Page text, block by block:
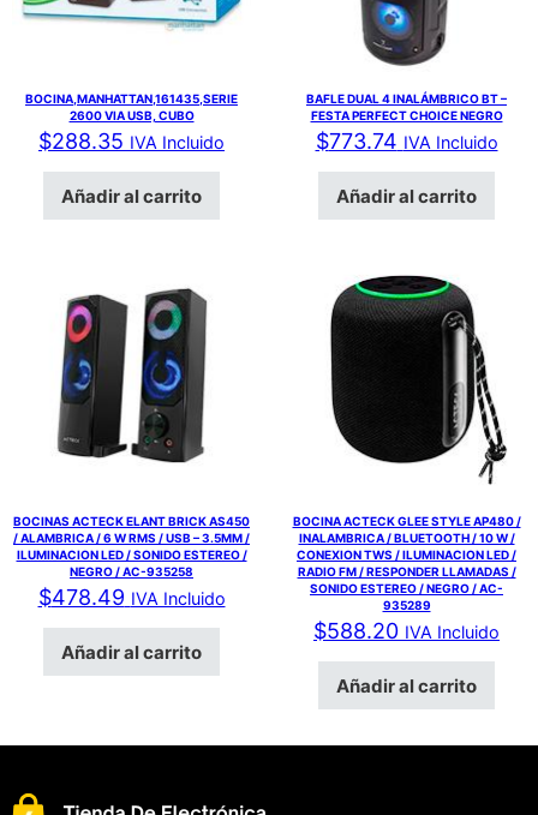
BOCINA,MANHATTAN,161435,SERIE
2600 VIA USB, CUBO
$288.35 IVA Incluido
Añadir al carrito
BAFLE DUAL 4 INALÁMBRICO BT –
FESTA PERFECT CHOICE NEGRO
$773.74 IVA Incluido
Añadir al carrito
BOCINAS ACTECK ELANT BRICK AS450
/ ALAMBRICA / 6 W RMS / USB – 3.5MM /
ILUMINACION LED / SONIDO ESTEREO /
NEGRO / AC-935258
$478.49 IVA Incluido
Añadir al carrito
BOCINA ACTECK GLEE STYLE AP480 /
INALAMBRICA / BLUETOOTH / 10 W /
CONEXION TWS / ILUMINACION LED /
RADIO FM / RESPONDER LLAMADAS /
SONIDO ESTEREO / NEGRO / AC-
935289
$588.20 IVA Incluido
Añadir al carrito